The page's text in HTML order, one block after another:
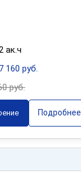
ак.ч
160 руб.
руб.
Подробнее